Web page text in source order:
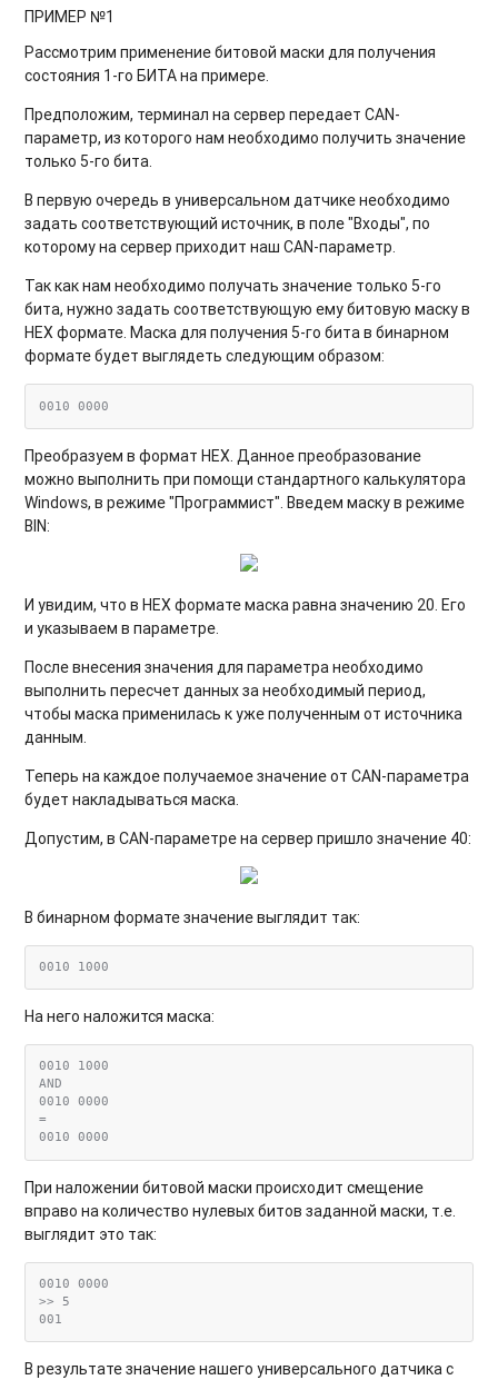
ПРИМЕР №1
Рассмотрим применение битовой маски для получения
состояния 1-го БИТА на примере.
Предположим, терминал на сервер передает CAN-
параметр, из которого нам необходимо получить значение
только 5-го бита.
В первую очередь в универсальном датчике необходимо
задать соответствующий источник, в поле "Входы", по
которому на сервер приходит наш CAN-параметр.
Так как нам необходимо получать значение только 5-го
бита, нужно задать соответствующую ему битовую маску в
HEX формате. Маска для получения 5-го бита в бинарном
формате будет выглядеть следующим образом:
Преобразуем в формат HEX. Данное преобразование
можно выполнить при помощи стандартного калькулятора
Windows, в режиме "Программист". Введем маску в режиме
BIN:
И увидим, что в HEX формате маска равна значению 20. Его
и указываем в параметре.
После внесения значения для параметра необходимо
выполнить пересчет данных за необходимый период,
чтобы маска применилась к уже полученным от источника
данным.
Теперь на каждое получаемое значение от CAN-параметра
будет накладываться маска.
Допустим, в CAN-параметре на сервер пришло значение 40:
В бинарном формате значение выглядит так:
На него наложится маска:
0010 1000
AND
0010 0000
=
При наложении битовой маски происходит смещение
вправо на количество нулевых битов заданной маски, т.е.
выглядит это так:
0010 0000
>> 5
В результате значение нашего универсального датчика с